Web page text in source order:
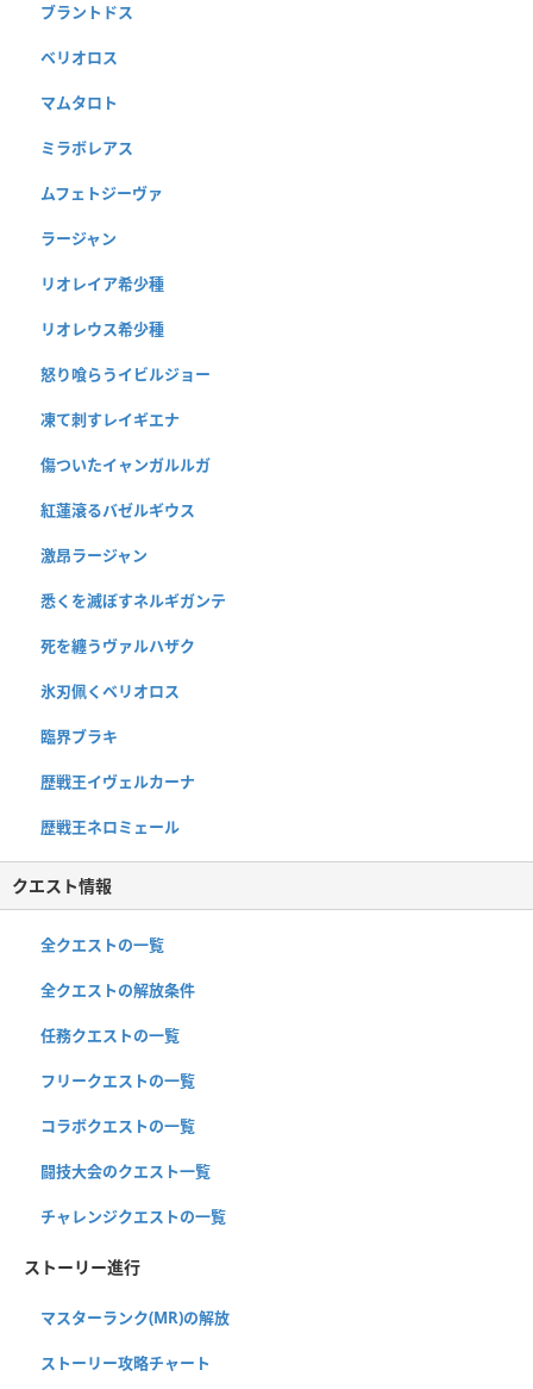
ブラントドス
ベリオロス
マムタロト
ミラボレアス
ムフェトジーヴァ
ラージャン
リオレイア希少種
リオレウス希少種
怒り喰らうイビルジョー
凍て刺すレイギエナ
傷ついたイャンガルルガ
紅蓮滾るバゼルギウス
激昂ラージャン
悉くを滅ぼすネルギガンテ
死を纏うヴァルハザク
氷刃佩くベリオロス
臨界ブラキ
歴戦王イヴェルカーナ
歴戦王ネロミェール
クエスト情報
全クエストの一覧
全クエストの解放条件
任務クエストの一覧
フリークエストの一覧
コラボクエストの一覧
闘技大会のクエスト一覧
チャレンジクエストの一覧
ストーリー進行
マスターランク(MR)の解放
ストーリー攻略チャート